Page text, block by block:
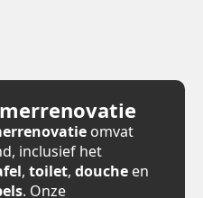
omvat
inclusief het
, toilet, douche en
. Onze